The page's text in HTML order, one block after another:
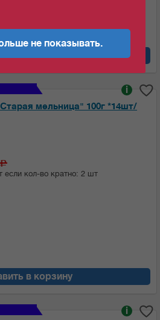
в корзину
мельница" 100г *14шт/
i
если кол-во кратно: 2 шт
в корзину
i
не показывать.